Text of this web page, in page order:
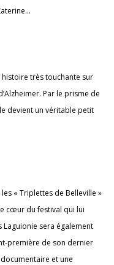
histoire très touchante sur
Par le prisme de
devient un véritable petit
« Triplettes de Belleville »
cœur du festival qui lui
Laguionie sera également
première de son dernier
et une